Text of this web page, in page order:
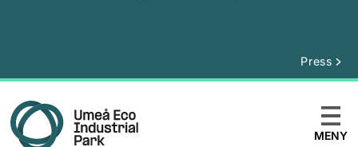
Press
MENY